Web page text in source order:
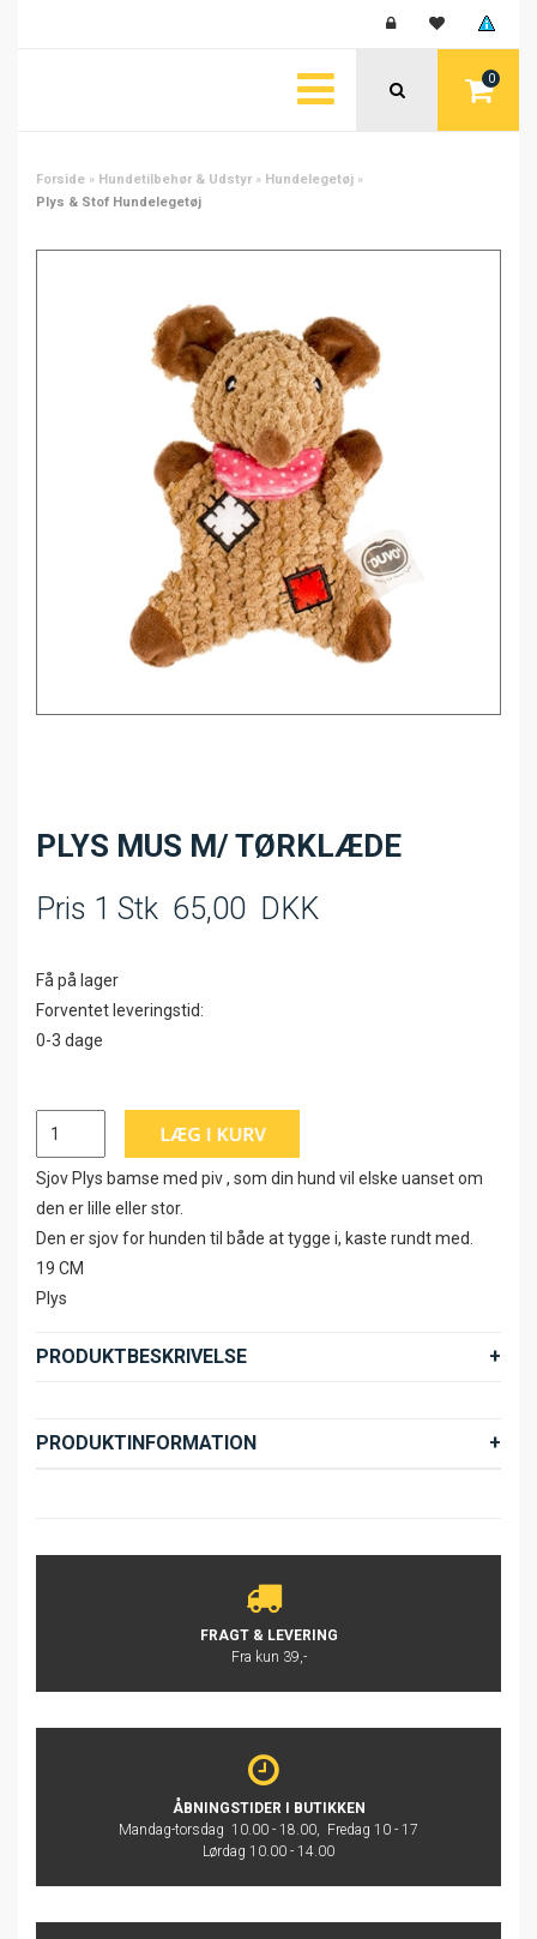
0
Forside » Hundetilbehør & Udstyr » Hundelegetøj »
Plys & Stof Hundelegetøj
PLYS MUS M/ TØRKLÆDE
Pris 1 Stk 65,00 DKK
Få på lager
Forventet leveringstid:
0-3 dage
Sjov Plys bamse med piv , som din hund vil elske uanset om
den er lille eller stor.
Den er sjov for hunden til både at tygge i, kaste rundt med.
19 CM
Plys
PRODUKTBESKRIVELSE
PRODUKTINFORMATION
FRAGT & LEVERING
Fra kun 39,-
ÅBNINGSTIDER I BUTIKKEN
Mandag-torsdag 10.00 - 18.00, Fredag 10 - 17
Lørdag 10.00 - 14.00